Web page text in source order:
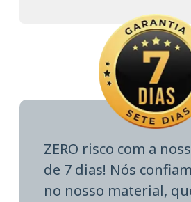
ZERO risco com a
de 7 dias! Nós
no nosso material,